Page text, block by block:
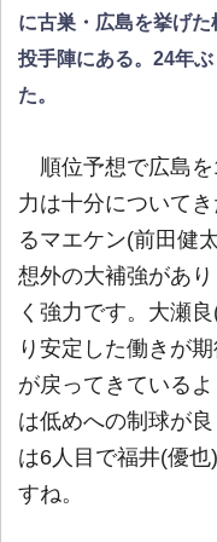
に古巣・広島を挙げ
投手陣にある。24年
た。
順位予想で広島を
力は十分について
るマエケン(前田健
想外の大補強があ
く強力です。大瀬
り安定した働きが
が戻ってきている
は低めへの制球が
は6人目で福井(優
すね。